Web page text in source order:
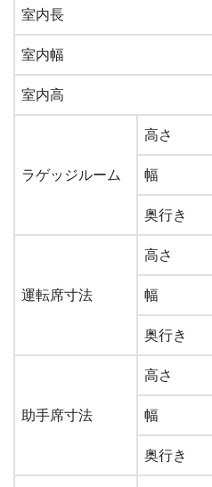
室内長
室内幅
室内高
ラゲッジルーム
高さ
幅
奥行き
運転席寸法
高さ
幅
奥行き
助手席寸法
高さ
幅
奥行き